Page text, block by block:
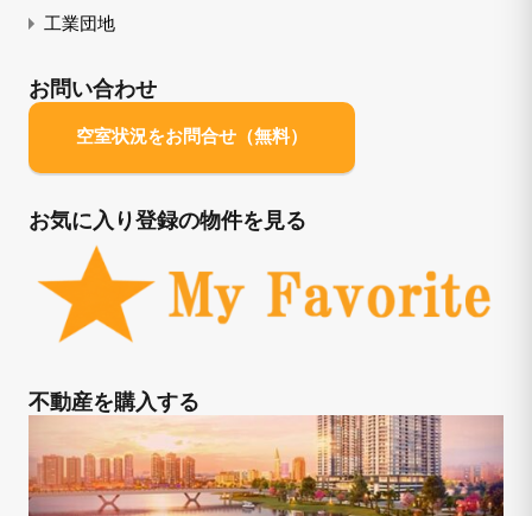
工業団地
お問い合わせ
空室状況をお問合せ（無料）
お気に入り登録の物件を見る
不動産を購入する